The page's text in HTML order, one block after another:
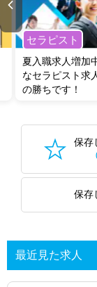
セラピスト
夏入職求人増加
なセラピスト求
の勝ちです！
保存
保存
最近見た求人